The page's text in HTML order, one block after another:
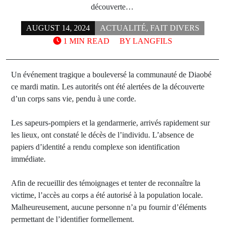
découverte…
AUGUST 14, 2024 ACTUALITÉ, FAIT DIVERS
BY LANGFILS
1 MIN READ
Un événement tragique a bouleversé la communauté de Diaobé
ce mardi matin. Les autorités ont été alertées de la découverte
d’un corps sans vie, pendu à une corde.
Les sapeurs-pompiers et la gendarmerie, arrivés rapidement sur
les lieux, ont constaté le décès de l’individu. L’absence de
papiers d’identité a rendu complexe son identification
immédiate.
Afin de recueillir des témoignages et tenter de reconnaître la
victime, l’accès au corps a été autorisé à la population locale.
Malheureusement, aucune personne n’a pu fournir d’éléments
permettant de l’identifier formellement.